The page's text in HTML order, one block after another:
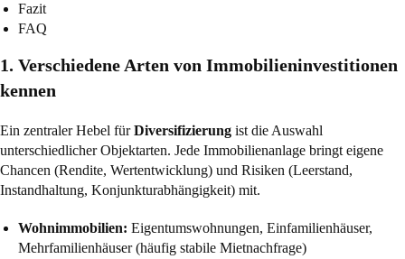
Fazit
FAQ
1. Verschiedene Arten von Immobilieninvestitionen
kennen
Ein zentraler Hebel fürDiversifizierung ist die Auswahl
unterschiedlicher Objektarten. Jede Immobilienanlage bringt eigene
Chancen (Rendite, Wertentwicklung) und Risiken (Leerstand,
Instandhaltung, Konjunkturabhängigkeit) mit.
Wohnimmobilien: Eigentumswohnungen, Einfamilienhäuser,
Mehrfamilienhäuser (häufig stabile Mietnachfrage)